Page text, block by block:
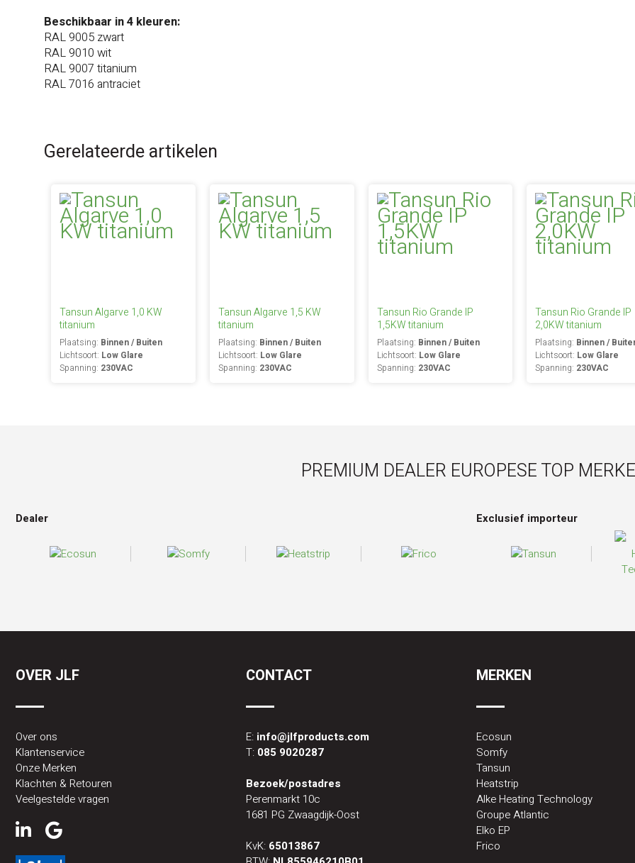
Beschikbaar in 4 kleuren:
RAL 9005 zwart
RAL 9010 wit
RAL 9007 titanium
RAL 7016 antraciet
Gerelateerde artikelen
Tansun Algarve 1,0 KW
titanium
Plaatsing: Binnen / Buiten
Lichtsoort: Low Glare
Spanning: 230VAC
Tansun Algarve 1,5 KW
titanium
Plaatsing: Binnen / Buiten
Lichtsoort: Low Glare
Spanning: 230VAC
Tansun Rio Grande IP
1,5KW titanium
Plaatsing: Binnen / Buiten
Lichtsoort: Low Glare
Spanning: 230VAC
Tansun Rio Grande IP
2,0KW titanium
Plaatsing: Binnen /
Lichtsoort: Low Glare
Spanning: 230VAC
PREMIUM DEALER EUROPESE TOP
Dealer Exclusief importeur
OVER JLF
Over ons
Klantenservice
Onze Merken
Klachten & Retouren
Veelgestelde vragen
CONTACT
E: info@jlfproducts.com
T: 085 9020287
Bezoek/postadres
Perenmarkt 10c
1681 PG Zwaagdijk-Oost
KvK: 65013867
MERKEN
Ecosun
Somfy
Tansun
Heatstrip
Alke Heating Technology
Groupe Atlantic
Elko EP
Frico